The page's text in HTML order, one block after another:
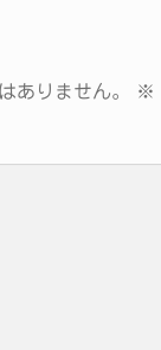
ありません。 ※